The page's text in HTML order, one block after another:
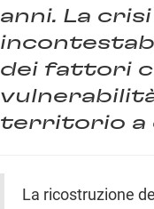
anni. La
dei fattori
territorio a
La ricostruzione